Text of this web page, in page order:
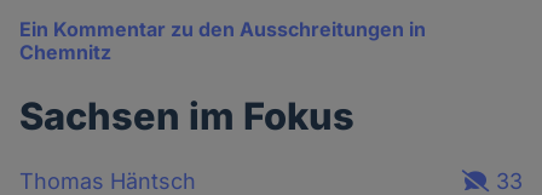
Ein Kommentar zu den Ausschreitungen in
Chemnitz
Sachsen im Fokus
Thomas Häntsch
33